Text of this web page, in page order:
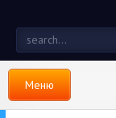
Меню